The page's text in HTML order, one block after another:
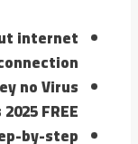
internet
no Virus
FREE
by-step